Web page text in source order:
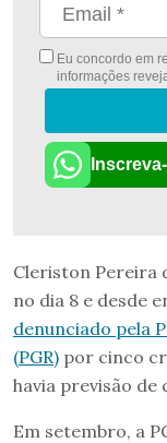
Eu concordo em
informações
Cleriston Pereira
no dia 8 e desde
denunciado pela
(PGR) por cinco
havia previsão de
Em setembro, a